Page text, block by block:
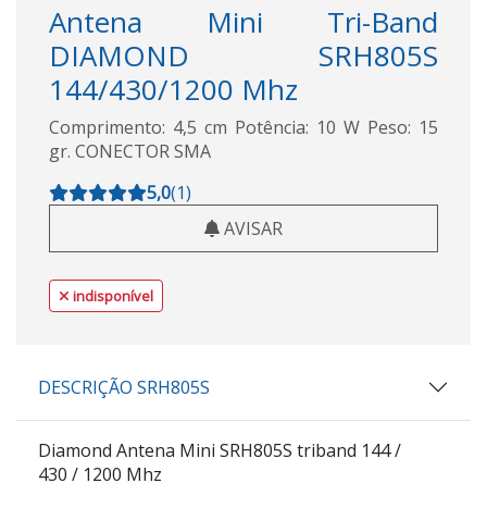
Antena Mini Tri-Band
DIAMOND SRH805S
144/430/1200 Mhz
Comprimento: 4,5 cm Potência: 10 W Peso: 15
gr. CONECTOR SMA
5,0(1)
AVISAR
indisponível
DESCRIÇÃO SRH805S
Diamond Antena Mini SRH805S triband 144 /
430 / 1200 Mhz